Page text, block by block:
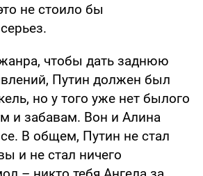
не стоило бы
чтобы дать заднюю
Путин должен был
но у того уже нет былого
и забавам. Вон и Алина
В общем, Путин не стал
и не стал ничего